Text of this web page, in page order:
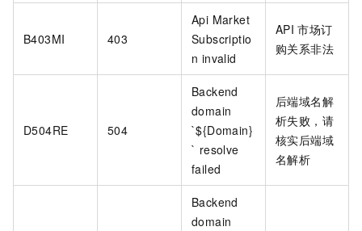
B403MI 403
Api Market
Subscriptio
n invalid
API 市场订
购关系非法
D504RE 504
Backend
domain
`${Domain}
` resolve
failed
后端域名解
析失败，请
核实后端域
名解析
Backend
domain